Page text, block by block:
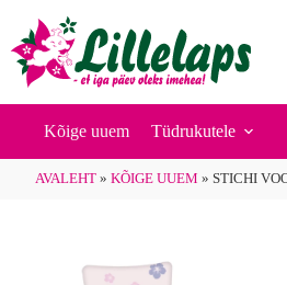
content
31.50 1 laos
Kõige uuem Tüdrukutele
AVALEHT » KÕIGE UUEM » STICHI